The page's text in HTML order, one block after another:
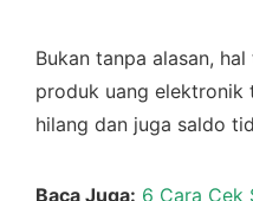
Bukan tanpa alasan,
produk uang
hilang dan juga saldo
Baca Juga: 6 Cara Cek